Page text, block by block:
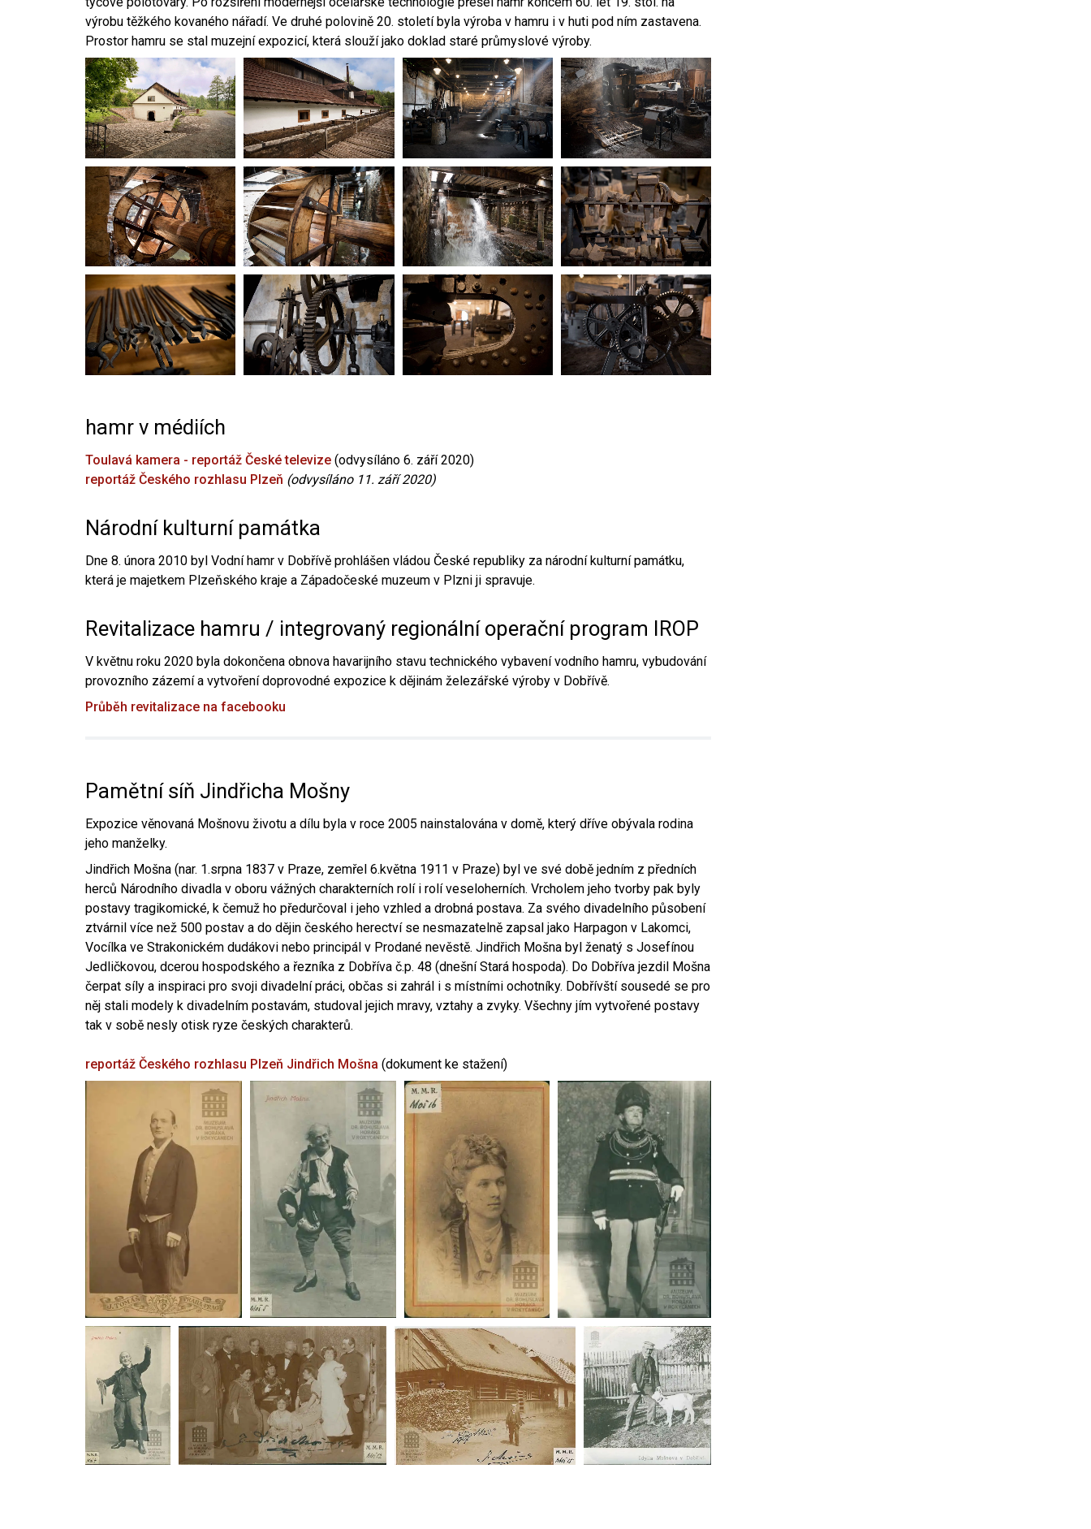
výrobu těžkého kovaného nářadí. Ve druhé polovině 20. století byla výroba v hamru i v huti pod ním zastavena.
Prostor hamru se stal muzejní expozicí, která slouží jako doklad staré průmyslové výroby.
hamr v médiích
Toulavá kamera - reportáž České televize (odvysíláno 6. září 2020)
reportáž Českého rozhlasu Plzeň (odvysíláno 11. září 2020)
Národní kulturní památka
Dne 8. února 2010 byl Vodní hamr v Dobřívě prohlášen vládou České republiky za národní kulturní památku,
která je majetkem Plzeňského kraje a Západočeské muzeum v Plzni ji spravuje.
Revitalizace hamru / integrovaný regionální operační program IROP
V květnu roku 2020 byla dokončena obnova havarijního stavu technického vybavení vodního hamru, vybudování
provozního zázemí a vytvoření doprovodné expozice k dějinám železářské výroby v Dobřívě.
Průběh revitalizace na facebooku
Pamětní síň Jindřicha Mošny
Expozice věnovaná Mošnovu životu a dílu byla v roce 2005 nainstalována v domě, který dříve obývala rodina
jeho manželky.
Jindřich Mošna (nar. 1.srpna 1837 v Praze, zemřel 6.května 1911 v Praze) byl ve své době jedním z předních
herců Národního divadla v oboru vážných charakterních rolí i rolí veseloherních. Vrcholem jeho tvorby pak byly
postavy tragikomické, k čemuž ho předurčoval i jeho vzhled a drobná postava. Za svého divadelního působení
ztvárnil více než 500 postav a do dějin českého herectví se nesmazatelně zapsal jako Harpagon v Lakomci,
Vocílka ve Strakonickém dudákovi nebo principál v Prodané nevěstě. Jindřich Mošna byl ženatý s Josefínou
Jedličkovou, dcerou hospodského a řezníka z Dobříva č.p. 48 (dnešní Stará hospoda). Do Dobříva jezdil Mošna
čerpat síly a inspiraci pro svoji divadelní práci, občas si zahrál i s místními ochotníky. Dobřívští sousedé se pro
něj stali modely k divadelním postavám, studoval jejich mravy, vztahy a zvyky. Všechny jím vytvořené postavy
tak v sobě nesly otisk ryze českých charakterů.
reportáž Českého rozhlasu Plzeň Jindřich Mošna (dokument ke stažení)